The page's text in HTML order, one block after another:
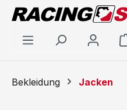
Zum Hauptinhalt springen
Bekleidung Jacken